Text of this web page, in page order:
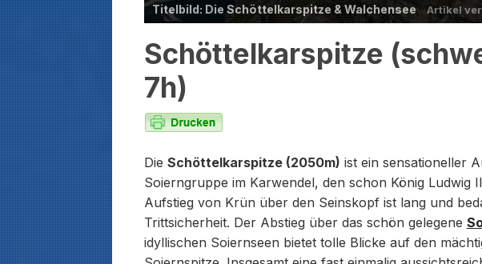
Titelbild: Die Schöttelkarspitze & Walchensee Artikel
Schöttelkarspitze
7h)
Die Schöttelkarspitze (2050m) ist ein sensationeller
Soierngruppe im Karwendel, den schon König Ludwig
Aufstieg von Krün über den Seinskopf ist lang und
Trittsicherheit. Der Abstieg über das schön gelegene
idyllischen Soiernseen bietet tolle Blicke auf den